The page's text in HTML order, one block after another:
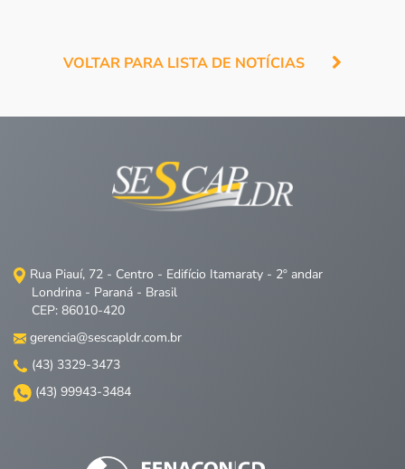
VOLTAR PARA LISTA DE NOTÍCIAS
Rua Piauí, 72 - Centro - Edifício Itamaraty - 2º andar
Londrina - Paraná - Brasil
CEP: 86010-420
gerencia@sescapldr.com.br
(43) 3329-3473
(43) 99943-3484